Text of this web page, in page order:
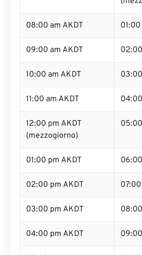
08:00 am AKDT
09:00 am AKDT
10:00 am AKDT
11:00 am AKDT
12:00 pm AKDT
(mezzogiorno)
01:00 pm AKDT
02:00 pm AKDT
03:00 pm AKDT
04:00 pm AKDT